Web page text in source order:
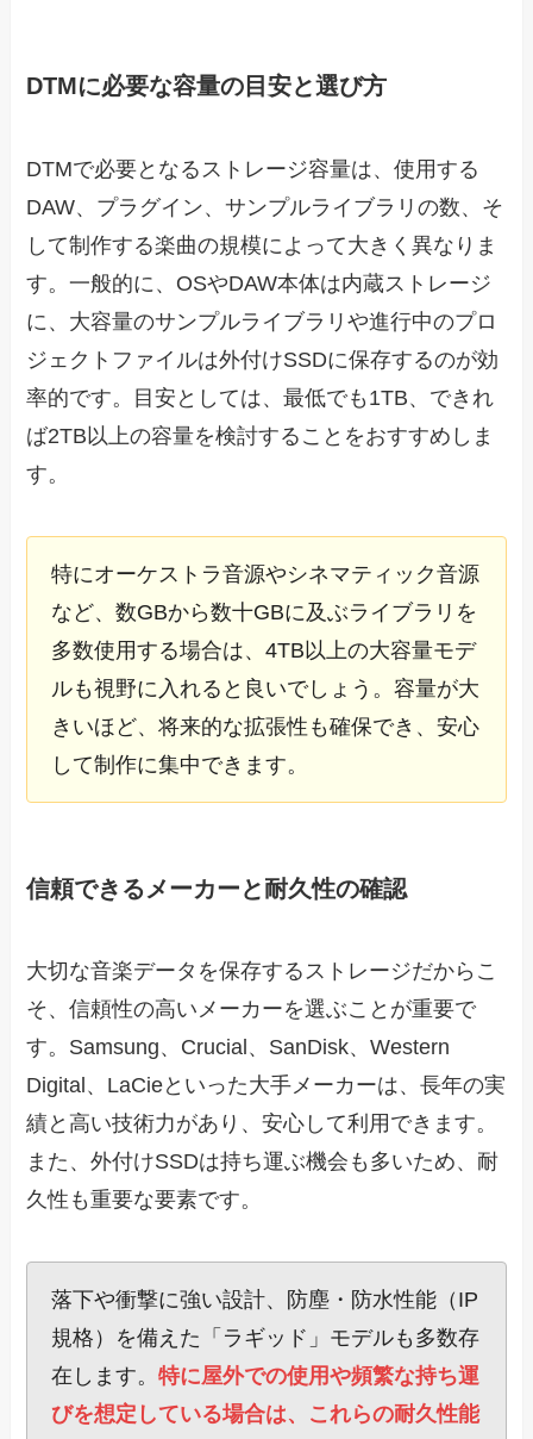
DTMに必要な容量の目安と選び方
DTMで必要となるストレージ容量は、使用する
DAW、プラグイン、サンプルライブラリの数、そ
して制作する楽曲の規模によって大きく異なりま
す。一般的に、OSやDAW本体は内蔵ストレージ
に、大容量のサンプルライブラリや進行中のプロ
ジェクトファイルは外付けSSDに保存するのが効
率的です。目安としては、最低でも1TB、できれ
ば2TB以上の容量を検討することをおすすめしま
す。
特にオーケストラ音源やシネマティック音源
など、数GBから数十GBに及ぶライブラリを
多数使用する場合は、4TB以上の大容量モデ
ルも視野に入れると良いでしょう。容量が大
きいほど、将来的な拡張性も確保でき、安心
して制作に集中できます。
信頼できるメーカーと耐久性の確認
大切な音楽データを保存するストレージだからこ
そ、信頼性の高いメーカーを選ぶことが重要で
す。Samsung、Crucial、SanDisk、Western
Digital、LaCieといった大手メーカーは、長年の実
績と高い技術力があり、安心して利用できます。
また、外付けSSDは持ち運ぶ機会も多いため、耐
久性も重要な要素です。
落下や衝撃に強い設計、防塵・防水性能（IP
規格）を備えた「ラギッド」モデルも多数存
在します。特に屋外での使用や頻繁な持ち運
びを想定している場合は、これらの耐久性能